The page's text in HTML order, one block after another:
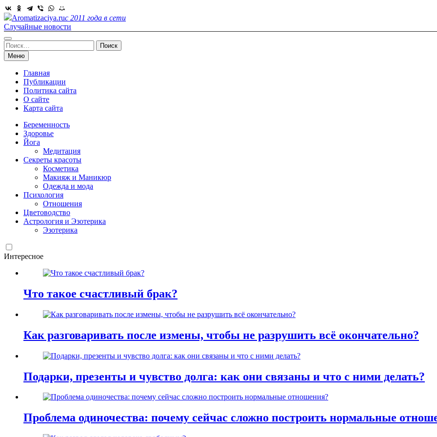
Skip
to
content
Aromatizaciya.ruс 2011 года в сети
Случайные новости
Найти:
Меню
Главная
Публикации
Политика сайта
О сайте
Карта сайта
Беременность
Здоровье
Йога
Медитация
Секреты красоты
Косметика
Макияж и Маникюр
Одежда и мода
Психология
Отношения
Цветоводство
Астрология и Эзотерика
Эзотерика
Интересное
Что такое счастливый брак?
Как разговаривать после измены, чтобы не разрушить всё окончательно?
Подарки, презенты и чувство долга: как они связаны и что с ними делать?
Проблема одиночества: почему сейчас сложно построить нормальные